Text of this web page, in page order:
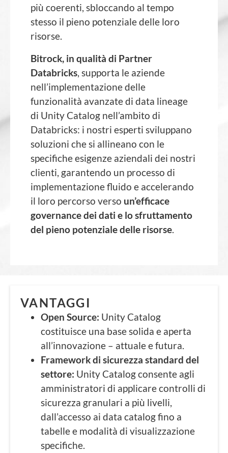
più coerenti, sbloccando al tempo
stesso il pieno potenziale delle loro
risorse.
Bitrock, in qualità di Partner
Databricks, supporta le aziende
nell’implementazione delle
funzionalità avanzate di data lineage
di Unity Catalog nell’ambito di
Databricks: i nostri esperti sviluppano
soluzioni che si allineano con le
specifiche esigenze aziendali dei nostri
clienti, garantendo un processo di
implementazione fluido e accelerando
il loro percorso verso un’efficace
governance dei dati e lo sfruttamento
del pieno potenziale delle risorse.
VANTAGGI
Open Source: Unity Catalog
costituisce una base solida e aperta
all’innovazione – attuale e futura.
Framework di sicurezza standard del
settore: Unity Catalog consente agli
amministratori di applicare controlli di
sicurezza granulari a più livelli,
dall’accesso ai data catalog fino a
tabelle e modalità di visualizzazione
specifiche.